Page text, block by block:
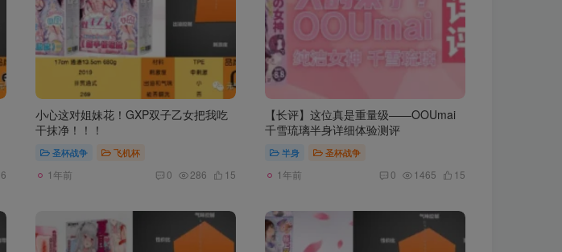
6
小心这对姐妹花！GXP双子乙女把我吃
干抹净！！！
圣杯战争 飞机杯
1年前 0 286 15
【长评】这位真是重量级——OOUmai
千雪琉璃半身详细体验测评
半身 圣杯战争
1年前 0 1465 15